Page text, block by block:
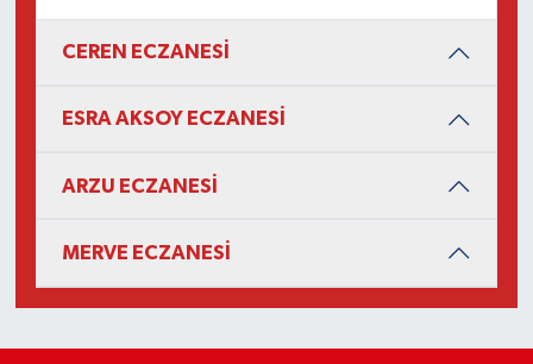
CEREN ECZANESİ
ESRA AKSOY ECZANESİ
ARZU ECZANESİ
MERVE ECZANESİ